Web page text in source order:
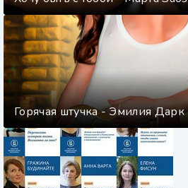
Горячая штучка - Эмилия Дарк